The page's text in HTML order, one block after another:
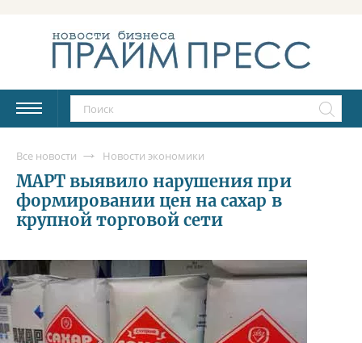
Все новости Новости экономики
МАРТ выявило нарушения при
формировании цен на сахар в
крупной торговой сети